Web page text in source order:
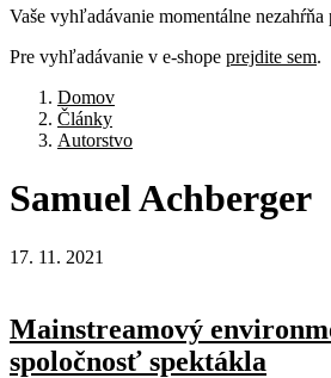
Vaše vyhľadávanie momentálne nezahŕňa
Pre vyhľadávanie v e-shope prejdite sem.
Domov
Články
Autorstvo
SamuelAchberger
17. 11. 2021
Mainstreamový
spoločnosť spektákla